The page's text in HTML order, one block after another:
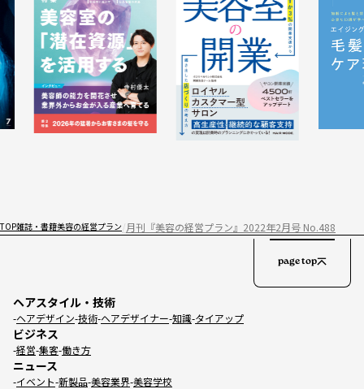
TOP雑誌・書籍美容の経営プラン 月刊『美容の経営プラン』2022年2月号 No.488
ヘアスタイル・技術
ヘアデザイン 技術 ヘアデザイナー 知識 タイアップ
ビジネス
経営 集客 働き方
ニュース
イベント 新製品 美容業界 美容学校
page top